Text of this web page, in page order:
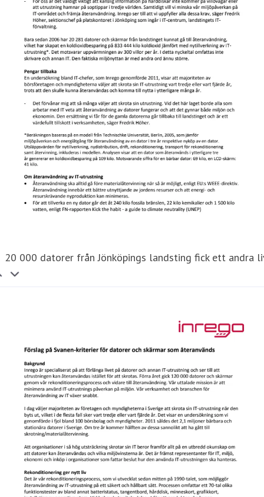
20 000 datorer från Jönköpings landsting fick ett andra